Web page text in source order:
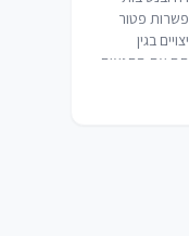
פטור
בגין
את התנאים
להוכחת